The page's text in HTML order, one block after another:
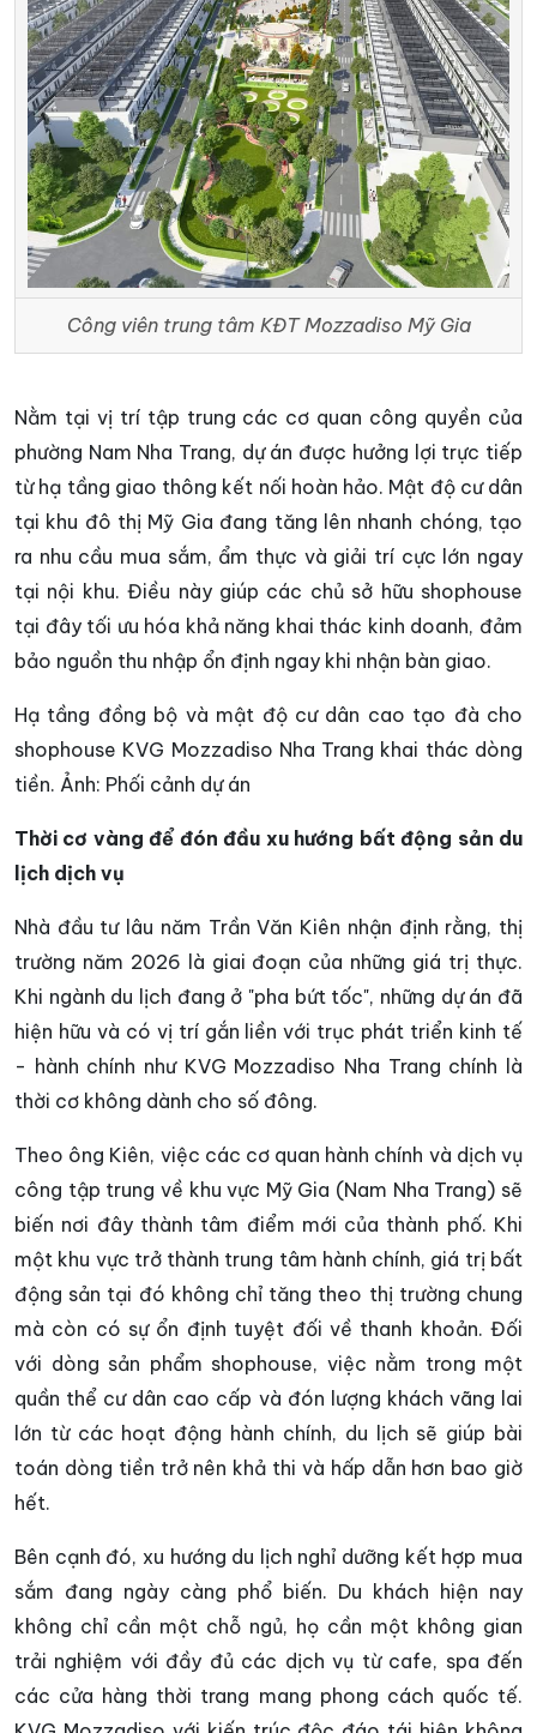
Công viên trung tâm KĐT Mozzadiso Mỹ Gia
Nằm tại vị trí tập trung các cơ quan công quyền của
phường Nam Nha Trang, dự án được hưởng lợi trực tiếp
từ hạ tầng giao thông kết nối hoàn hảo. Mật độ cư dân
tại khu đô thị Mỹ Gia đang tăng lên nhanh chóng, tạo
ra nhu cầu mua sắm, ẩm thực và giải trí cực lớn ngay
tại nội khu. Điều này giúp các chủ sở hữu shophouse
tại đây tối ưu hóa khả năng khai thác kinh doanh, đảm
bảo nguồn thu nhập ổn định ngay khi nhận bàn giao.
Hạ tầng đồng bộ và mật độ cư dân cao tạo đà cho
shophouse KVG Mozzadiso Nha Trang khai thác dòng
tiền. Ảnh: Phối cảnh dự án
Thời cơ vàng để đón đầu xu hướng bất động sản du
lịch dịch vụ
Nhà đầu tư lâu năm Trần Văn Kiên nhận định rằng, thị
trường năm 2026 là giai đoạn của những giá trị thực.
Khi ngành du lịch đang ở "pha bứt tốc", những dự án đã
hiện hữu và có vị trí gắn liền với trục phát triển kinh tế
- hành chính như KVG Mozzadiso Nha Trang chính là
thời cơ không dành cho số đông.
Theo ông Kiên, việc các cơ quan hành chính và dịch vụ
công tập trung về khu vực Mỹ Gia (Nam Nha Trang) sẽ
biến nơi đây thành tâm điểm mới của thành phố. Khi
một khu vực trở thành trung tâm hành chính, giá trị bất
động sản tại đó không chỉ tăng theo thị trường chung
mà còn có sự ổn định tuyệt đối về thanh khoản. Đối
với dòng sản phẩm shophouse, việc nằm trong một
quần thể cư dân cao cấp và đón lượng khách vãng lai
lớn từ các hoạt động hành chính, du lịch sẽ giúp bài
toán dòng tiền trở nên khả thi và hấp dẫn hơn bao giờ
hết.
Bên cạnh đó, xu hướng du lịch nghỉ dưỡng kết hợp mua
sắm đang ngày càng phổ biến. Du khách hiện nay
không chỉ cần một chỗ ngủ, họ cần một không gian
trải nghiệm với đầy đủ các dịch vụ từ cafe, spa đến
các cửa hàng thời trang mang phong cách quốc tế.